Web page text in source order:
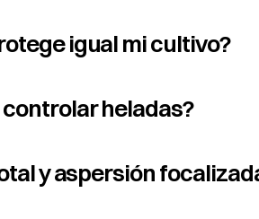
igual mi cultivo?
heladas?
y aspersión